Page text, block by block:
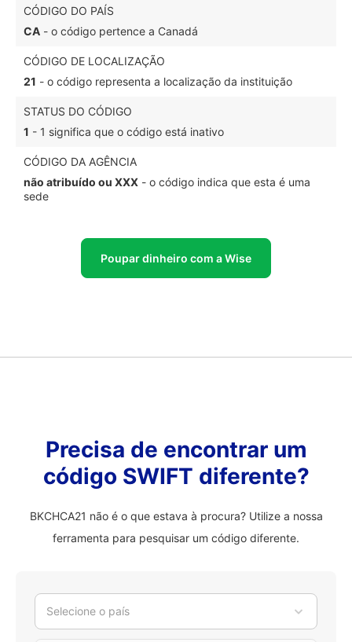
CÓDIGO DO PAÍS
CA - o código pertence a Canadá
CÓDIGO DE LOCALIZAÇÃO
21 - o código representa a localização da instituição
STATUS DO CÓDIGO
1 - 1 significa que o código está inativo
CÓDIGO DA AGÊNCIA
não atribuído ou XXX - o código indica que esta é uma
sede
Poupar dinheiro com a Wise
Precisa de encontrar um
código SWIFT diferente?
BKCHCA21 não é o que estava à procura? Utilize a nossa
ferramenta para pesquisar um código diferente.
Selecione o país